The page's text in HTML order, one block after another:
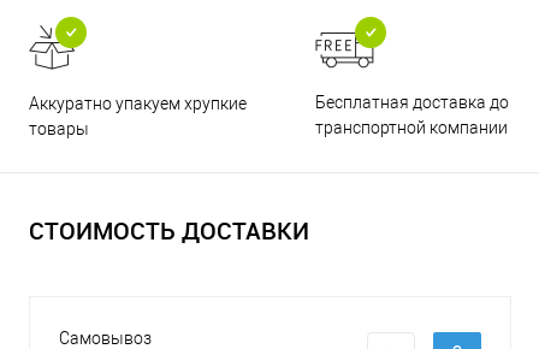
Аккуратно упакуем хрупкие
товары
Бесплатная доставка до
транспортной компании
СТОИМОСТЬ ДОСТАВКИ
Самовывоз